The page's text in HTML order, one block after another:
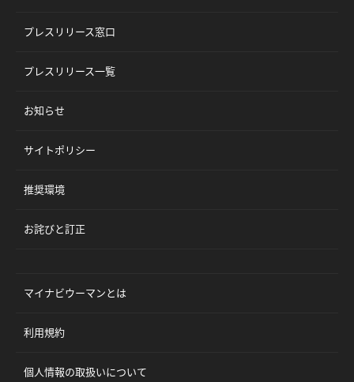
プレスリリース窓口
プレスリリース一覧
お知らせ
サイトポリシー
推奨環境
お詫びと訂正
マイナビウーマンとは
利用規約
個人情報の取扱いについて